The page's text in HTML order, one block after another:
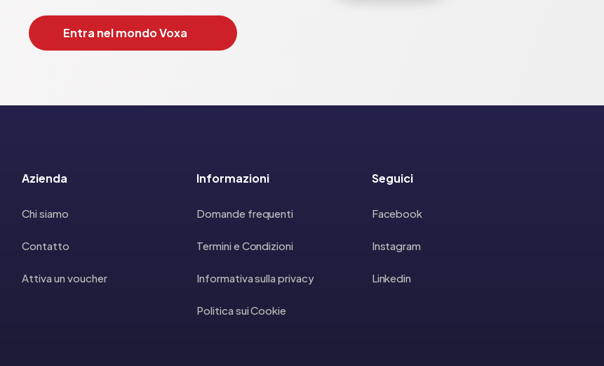
Entra nel mondo Voxa
Azienda
Chi siamo
Contatto
Attiva un voucher
Informazioni
Domande frequenti
Termini e Condizioni
Informativa sulla privacy
Politica sui Cookie
Seguici
Facebook
Instagram
Linkedin